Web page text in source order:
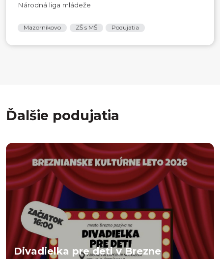
Národná liga mládeže
Mazorníkovo ZŠ s MŠ Podujatia
Ďalšie podujatia
Divadielka pre deti v Brezne